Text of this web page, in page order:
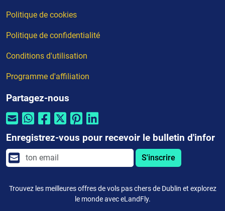
Politique de cookies
Politique de confidentialité
Conditions d'utilisation
Programme d'affiliation
Partagez-nous
Enregistrez-vous pour recevoir le bulletin d'infor
S'inscrire
Trouvez les meilleures offres de vols pas chers de Dublin et explorez
le monde avec eLandFly.